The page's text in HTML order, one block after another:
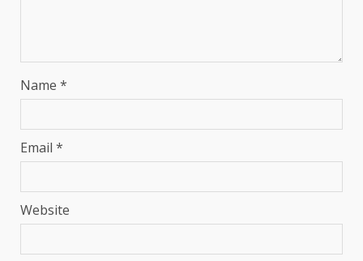
Name *
Email *
Website